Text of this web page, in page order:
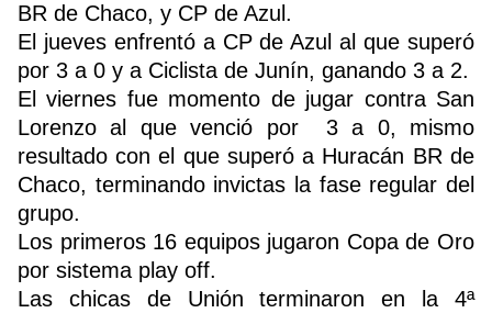
BR de Chaco, y CP de Azul.
El jueves enfrentó a CP de Azul al que superó
por 3 a 0 y a Ciclista de Junín, ganando 3 a 2.
El viernes fue momento de jugar contra San
Lorenzo al que venció por 3 a 0, mismo
resultado con el que superó a Huracán BR de
Chaco, terminando invictas la fase regular del
grupo.
Los primeros 16 equipos jugaron Copa de Oro
por sistema play off.
Las chicas de Unión terminaron en la 4ª